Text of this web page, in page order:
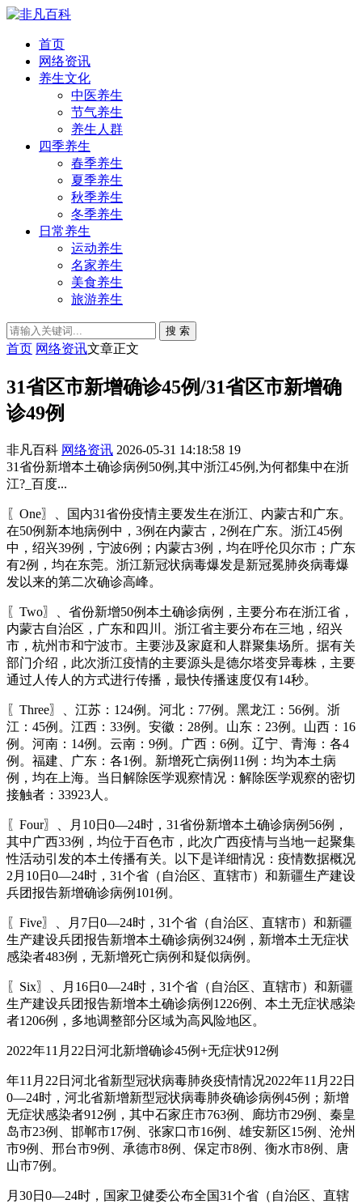
首页
网络资讯
养生文化
中医养生
节气养生
养生人群
四季养生
春季养生
夏季养生
秋季养生
冬季养生
日常养生
运动养生
名家养生
美食养生
旅游养生
搜 索
首页 网络资讯文章正文
31省区市新增确诊45例/31省区市新增确
诊49例
非凡百科 网络资讯 2026-05-31 14:18:58 19
31省份新增本土确诊病例50例,其中浙江45例,为何都集中在浙
江?_百度...
〖One〗、国内31省份疫情主要发生在浙江、内蒙古和广东。
在50例新本地病例中，3例在内蒙古，2例在广东。浙江45例
中，绍兴39例，宁波6例；内蒙古3例，均在呼伦贝尔市；广东
有2例，均在东莞。浙江新冠状病毒爆发是新冠冕肺炎病毒爆
发以来的第二次确诊高峰。
〖Two〗、省份新增50例本土确诊病例，主要分布在浙江省，
内蒙古自治区，广东和四川。浙江省主要分布在三地，绍兴
市，杭州市和宁波市。主要涉及家庭和人群聚集场所。据有关
部门介绍，此次浙江疫情的主要源头是德尔塔变异毒株，主要
通过人传人的方式进行传播，最快传播速度仅有14秒。
〖Three〗、江苏：124例。河北：77例。黑龙江：56例。浙
江：45例。江西：33例。安徽：28例。山东：23例。山西：16
例。河南：14例。云南：9例。广西：6例。辽宁、青海：各4
例。福建、广东：各1例。新增死亡病例11例：均为本土病
例，均在上海。当日解除医学观察情况：解除医学观察的密切
接触者：33923人。
〖Four〗、月10日0—24时，31省份新增本土确诊病例56例，
其中广西33例，均位于百色市，此次广西疫情与当地一起聚集
性活动引发的本土传播有关。以下是详细情况：疫情数据概况
2月10日0—24时，31个省（自治区、直辖市）和新疆生产建设
兵团报告新增确诊病例101例。
〖Five〗、月7日0—24时，31个省（自治区、直辖市）和新疆
生产建设兵团报告新增本土确诊病例324例，新增本土无症状
感染者483例，无新增死亡病例和疑似病例。
〖Six〗、月16日0—24时，31个省（自治区、直辖市）和新疆
生产建设兵团报告新增本土确诊病例1226例、本土无症状感染
者1206例，多地调整部分区域为高风险地区。
2022年11月22日河北新增确诊45例+无症状912例
年11月22日河北省新型冠状病毒肺炎疫情情况2022年11月22日
0—24时，河北省新增新型冠状病毒肺炎确诊病例45例；新增
无症状感染者912例，其中石家庄市763例、廊坊市29例、秦皇
岛市23例、邯郸市17例、张家口市16例、雄安新区15例、沧州
市9例、邢台市9例、承德市8例、保定市8例、衡水市8例、唐
山市7例。
月30日0—24时，国家卫健委公布全国31个省（自治区、直辖